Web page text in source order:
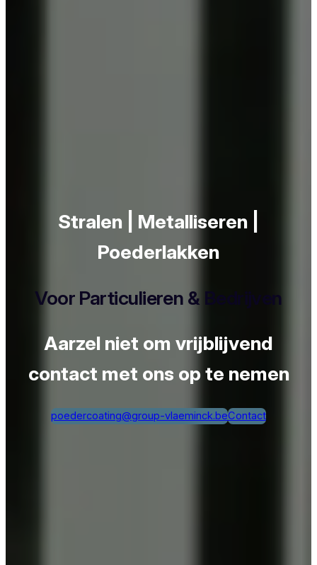
Stralen | Metalliseren |
Poederlakken
Voor Particulieren & Bedrijven
Aarzel niet om vrijblijvend
contact met ons op te nemen
poedercoating@group-vlaeminck.beContact